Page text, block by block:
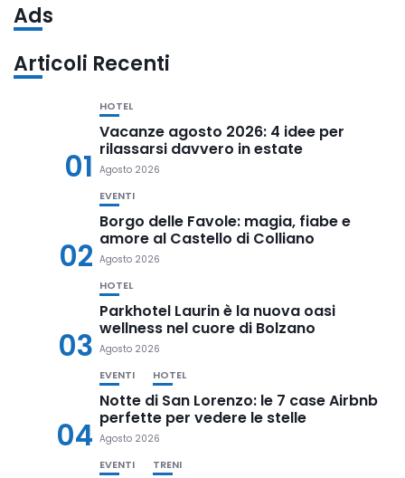
Ads
Articoli Recenti
01
HOTEL
Vacanze agosto 2026: 4 idee per
rilassarsi davvero in estate
Agosto 2026
02
EVENTI
Borgo delle Favole: magia, fiabe e
amore al Castello di Colliano
Agosto 2026
03
HOTEL
Parkhotel Laurin è la nuova oasi
wellness nel cuore di Bolzano
Agosto 2026
04
EVENTI HOTEL
Notte di San Lorenzo: le 7 case Airbnb
perfette per vedere le stelle
Agosto 2026
EVENTI TRENI